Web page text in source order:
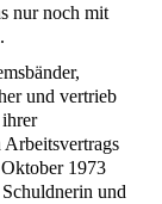
nur noch mit
und vertrieb
1973
und